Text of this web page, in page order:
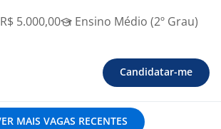
5.000,00
Ensino Médio (2º Grau)
Candidatar-me
MAIS VAGAS RECENTES